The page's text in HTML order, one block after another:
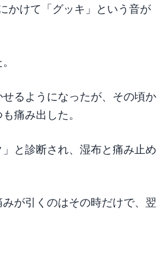
かけて「グッキ」という音が
るようになったが、その頃か
痛み出した。
と診断され、湿布と痛み止め
が引くのはその時だけで、翌